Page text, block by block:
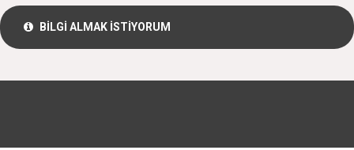
BİLGİ ALMAK İSTİYORUM